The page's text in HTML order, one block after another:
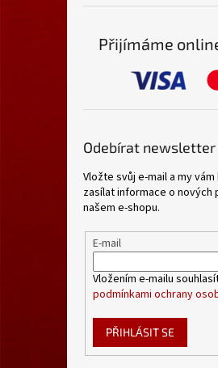
Přijímáme
Odebírat newsletter
Vložte svůj e-mail a my
zasílat informace o nových
našem e-shopu.
E-mail
Vložením e-mailu
podmínkami ochrany
PŘIHLÁSIT SE